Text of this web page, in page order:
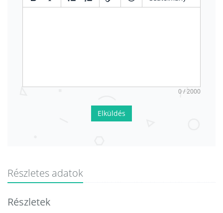
0 / 2000
Elküldés
Részletes adatok
Részletek